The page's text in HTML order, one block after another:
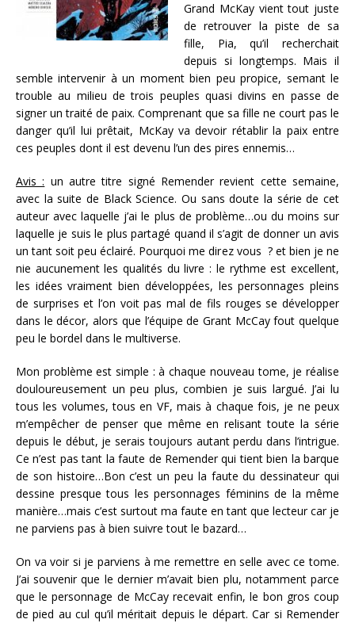
Grand McKay vient tout juste
de retrouver la piste de sa
fille, Pia, qu’il recherchait
depuis si longtemps. Mais il
semble intervenir à un moment bien peu propice, semant le
trouble au milieu de trois peuples quasi divins en passe de
signer un traité de paix. Comprenant que sa fille ne court pas le
danger qu’il lui prêtait, McKay va devoir rétablir la paix entre
ces peuples dont il est devenu l’un des pires ennemis…
Avis : un autre titre signé Remender revient cette semaine,
avec la suite de Black Science. Ou sans doute la série de cet
auteur avec laquelle j’ai le plus de problème…ou du moins sur
laquelle je suis le plus partagé quand il s’agit de donner un avis
un tant soit peu éclairé. Pourquoi me direz vous ? et bien je ne
nie aucunement les qualités du livre : le rythme est excellent,
les idées vraiment bien développées, les personnages pleins
de surprises et l’on voit pas mal de fils rouges se développer
dans le décor, alors que l’équipe de Grant McCay fout quelque
peu le bordel dans le multiverse.
Mon problème est simple : à chaque nouveau tome, je réalise
douloureusement un peu plus, combien je suis largué. J’ai lu
tous les volumes, tous en VF, mais à chaque fois, je ne peux
m’empêcher de penser que même en relisant toute la série
depuis le début, je serais toujours autant perdu dans l’intrigue.
Ce n’est pas tant la faute de Remender qui tient bien la barque
de son histoire…Bon c’est un peu la faute du dessinateur qui
dessine presque tous les personnages féminins de la même
manière…mais c’est surtout ma faute en tant que lecteur car je
ne parviens pas à bien suivre tout le bazard…
On va voir si je parviens à me remettre en selle avec ce tome.
J’ai souvenir que le dernier m’avait bien plu, notamment parce
que le personnage de McCay recevait enfin, le bon gros coup
de pied au cul qu’il méritait depuis le départ. Car si Remender